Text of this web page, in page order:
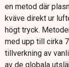
en metod där
kväve direkt ur
högt tryck.
med upp till cirka
tillverkning av
av de globala